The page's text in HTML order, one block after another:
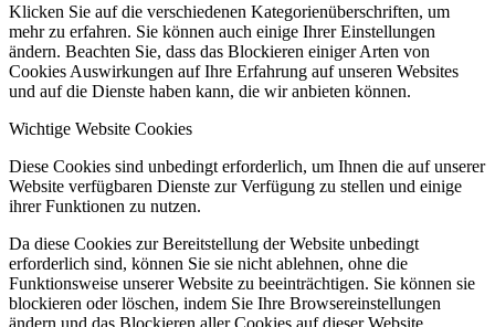
Klicken Sie auf die verschiedenen Kategorienüberschriften, um
mehr zu erfahren. Sie können auch einige Ihrer Einstellungen
ändern. Beachten Sie, dass das Blockieren einiger Arten von
Cookies Auswirkungen auf Ihre Erfahrung auf unseren Websites
und auf die Dienste haben kann, die wir anbieten können.
Wichtige Website Cookies
Diese Cookies sind unbedingt erforderlich, um Ihnen die auf unserer
Website verfügbaren Dienste zur Verfügung zu stellen und einige
ihrer Funktionen zu nutzen.
Da diese Cookies zur Bereitstellung der Website unbedingt
erforderlich sind, können Sie sie nicht ablehnen, ohne die
Funktionsweise unserer Website zu beeinträchtigen. Sie können sie
blockieren oder löschen, indem Sie Ihre Browsereinstellungen
ändern und das Blockieren aller Cookies auf dieser Website